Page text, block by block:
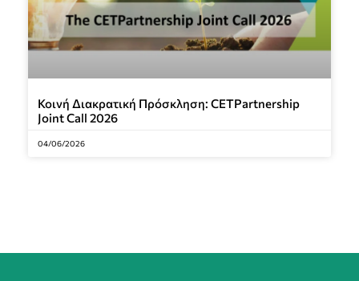
Κοινή Διακρατική Πρόσκληση: CETPartnership
Joint Call 2026
04/06/2026